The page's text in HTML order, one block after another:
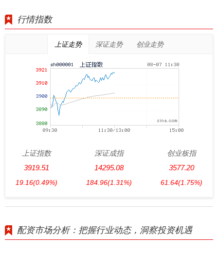
行情指数
上证走势 深证走势 创业走势
上证指数
3919.51
19.16(0.49%)
深证成指
14295.08
184.96(1.31%)
创业板指
3577.20
61.64(1.75%)
配资市场分析：把握行业动态，洞察投资机遇